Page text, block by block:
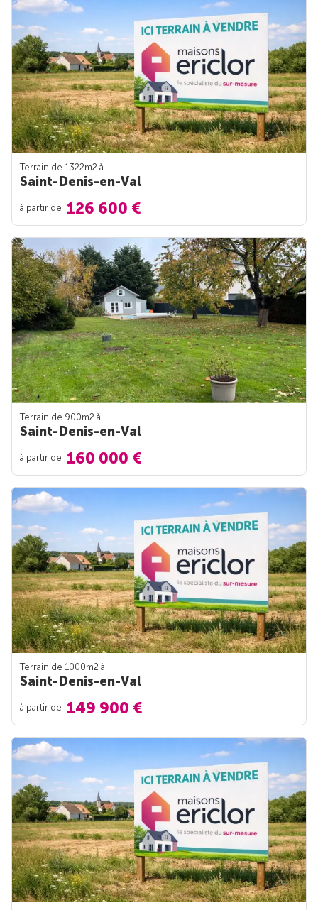
Terrain de 1322m2 à
Saint-Denis-en-Val
à partir de 126 600 €
Terrain de 900m2 à
Saint-Denis-en-Val
à partir de 160 000 €
Terrain de 1000m2 à
Saint-Denis-en-Val
à partir de 149 900 €